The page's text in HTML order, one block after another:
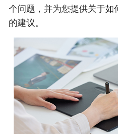
个问题，并为您提供关于如
的建议。